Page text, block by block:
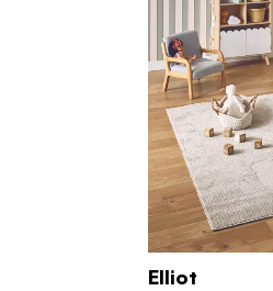
80 x 150 cm
Elliot